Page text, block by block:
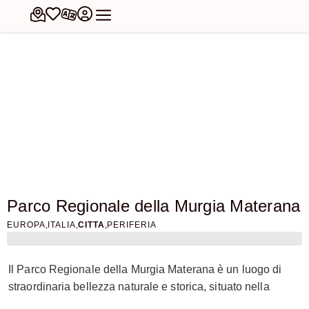
Parco Regionale della Murgia Materana
EUROPA, ITALIA,CITTA,PERIFERIA
Il Parco Regionale della Murgia Materana è un luogo di
straordinaria bellezza naturale e storica, situato nella